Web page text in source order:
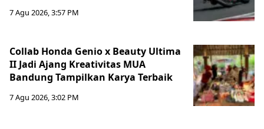
7 Agu 2026, 3:57 PM
Collab Honda Genio x Beauty Ultima
II Jadi Ajang Kreativitas MUA
Bandung Tampilkan Karya Terbaik
7 Agu 2026, 3:02 PM